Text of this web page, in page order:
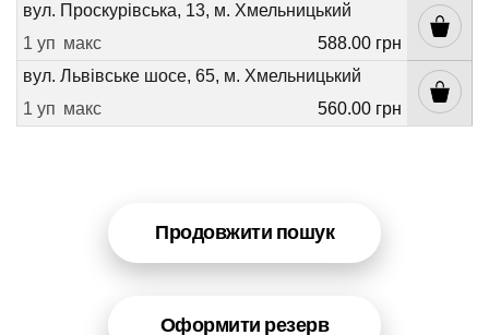
вул. Проскурівська, 13, м. Хмельницький
1 уп макс
588.00 грн
вул. Львівське шосе, 65, м. Хмельницький
1 уп макс 560.00 грн
Продовжити пошук
Оформити резерв